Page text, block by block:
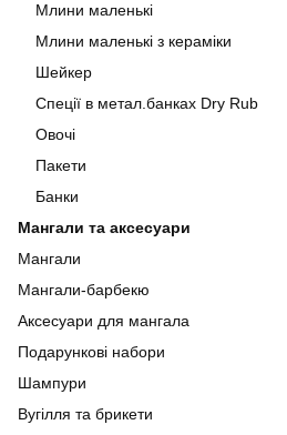
Млини маленькі
Млини маленькі з кераміки
Шейкер
Спеції в метал.банках Dry Rub
Овочі
Пакети
Банки
Мангали та аксесуари
Мангали
Мангали-барбекю
Аксесуари для мангала
Подарункові набори
Шампури
Вугілля та брикети